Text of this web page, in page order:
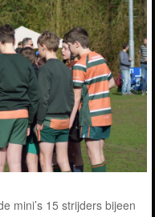
mini’s 15 strijders bijeen